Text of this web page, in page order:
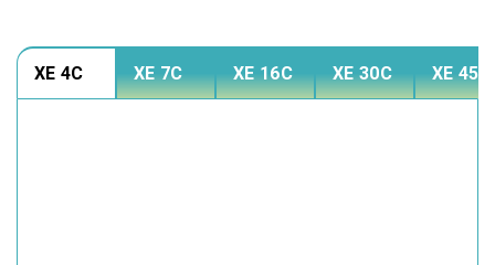
XE 4C XE 7C XE 16C XE 30C XE 45C